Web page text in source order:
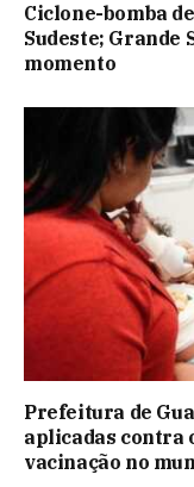
Ciclone-bomba
Sudeste; Grande
momento
Prefeitura de
aplicadas contra
vacinação no